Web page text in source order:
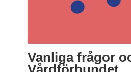
Vanliga frågor